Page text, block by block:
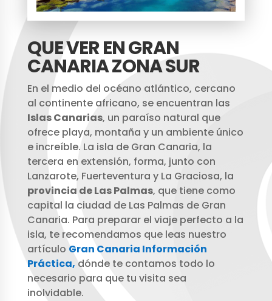
QUE VER EN GRAN
CANARIA ZONA SUR
En el medio del océano atlántico, cercano
al continente africano, se encuentran las
Islas Canarias, un paraíso natural que
ofrece playa, montaña y un ambiente único
e increíble. La isla de Gran Canaria, la
tercera en extensión, forma, junto con
Lanzarote, Fuerteventura y La Graciosa, la
provincia de Las Palmas, que tiene como
capital la ciudad de Las Palmas de Gran
Canaria. Para preparar el viaje perfecto a la
isla, te recomendamos que leas nuestro
artículo Gran Canaria Información
Práctica, dónde te contamos todo lo
necesario para que tu visita sea
inolvidable.